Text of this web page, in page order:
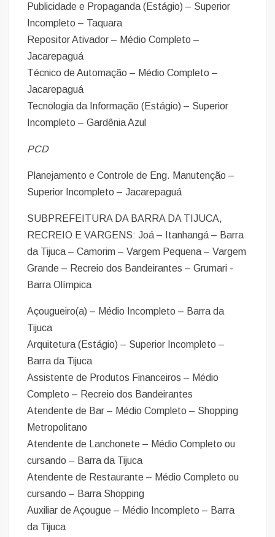
Publicidade e Propaganda (Estágio) – Superior
Incompleto – Taquara
Repositor Ativador – Médio Completo –
Jacarepaguá
Técnico de Automação – Médio Completo –
Jacarepaguá
Tecnologia da Informação (Estágio) – Superior
Incompleto – Gardênia Azul
PCD
Planejamento e Controle de Eng. Manutenção –
Superior Incompleto – Jacarepaguá
SUBPREFEITURA DA BARRA DA TIJUCA,
RECREIO E VARGENS: Joá – Itanhangá – Barra
da Tijuca – Camorim – Vargem Pequena – Vargem
Grande – Recreio dos Bandeirantes – Grumari -
Barra Olímpica
Açougueiro(a) – Médio Incompleto – Barra da
Tijuca
Arquitetura (Estágio) – Superior Incompleto –
Barra da Tijuca
Assistente de Produtos Financeiros – Médio
Completo – Recreio dos Bandeirantes
Atendente de Bar – Médio Completo – Shopping
Metropolitano
Atendente de Lanchonete – Médio Completo ou
cursando – Barra da Tijuca
Atendente de Restaurante – Médio Completo ou
cursando – Barra Shopping
Auxiliar de Açougue – Médio Incompleto – Barra
da Tijuca